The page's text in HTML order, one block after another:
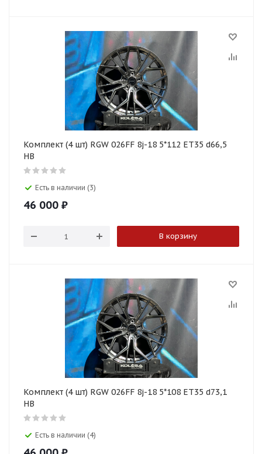
Комплект (4 шт) RGW 026FF 8j-18 5*112 ET35 d66,5
HB
Есть в наличии (3)
46 000 ₽
В корзину
Комплект (4 шт) RGW 026FF 8j-18 5*108 ET35 d73,1
HB
Есть в наличии (4)